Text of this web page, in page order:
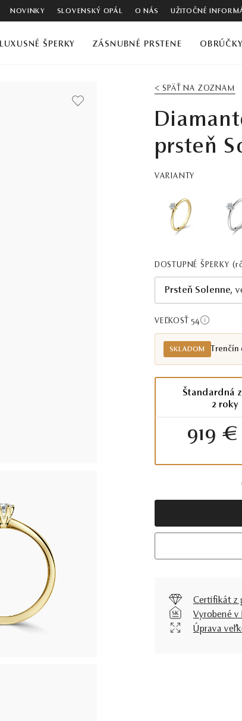
NOVINKY SLOVENSKÝ OPÁL O NÁS UŽITOČNÉ
LUXUSNÉ ŠPERKY ZÁSNUBNÉ PRSTENE OBRÚČKY
< SPÄŤ NA ZOZNAM
prsteň
VARIANTY
DOSTUPNÉ ŠPERKY
Prsteň Solenne,
VEĽKOSŤ 54
SKLADOM Trenčín
Štandardná
2 roky
919 €
Certifikát z
Vyrobené
Úprava